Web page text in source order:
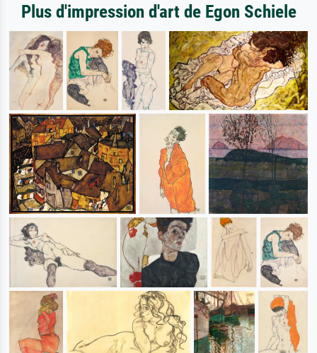
Plus d'impression d'art de Egon Schiele